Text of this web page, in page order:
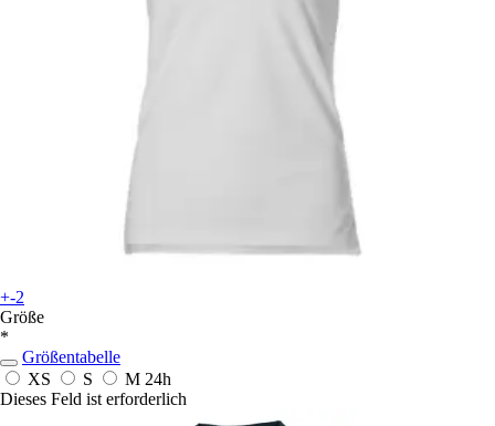
+-2
Größe
*
Größentabelle
XS
S M 24h
Dieses Feld ist erforderlich